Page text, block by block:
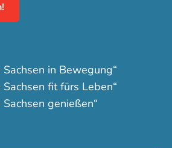
in Bewegung“
fit fürs Leben“
genießen“